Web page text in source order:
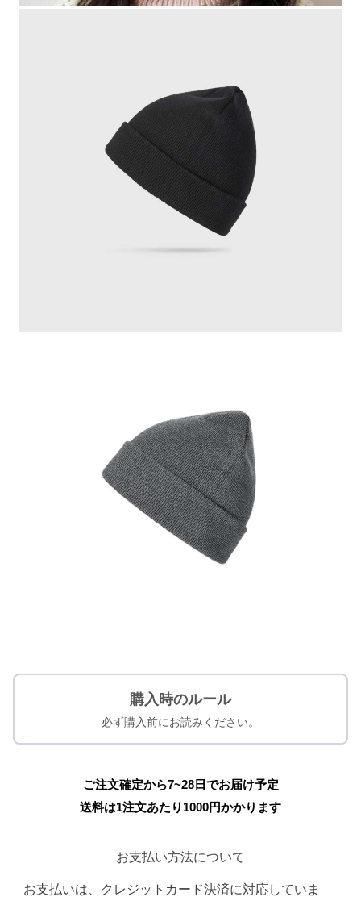
購入時のルール
必ず購入前にお読みください。
ご注文確定から7~28日でお届け予定
送料は1注文あたり 1000円かかります
お支払い方法について
お支払いは、クレジットカード決済に対応していま